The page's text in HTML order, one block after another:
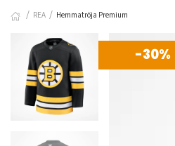
REA Hemmatröja Premium
-30%